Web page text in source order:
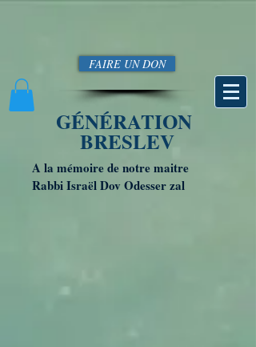
FAIRE UN DON
GÉNÉRATION
BRESLEV
A la mémoire de notre maitre
Rabbi Israël Dov Odesser zal